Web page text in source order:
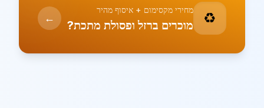
♻️ מחירי מקסימום + איסוף מהיר
מוכרים ברזל ופסולת מתכת? ←